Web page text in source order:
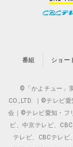
番組 ショー
©「かよチュー」
CO.,LTD. ｜©テレビ
会｜©テレビ愛知・フ
ビ、中京テレビ、
テレビ、CBCテレ